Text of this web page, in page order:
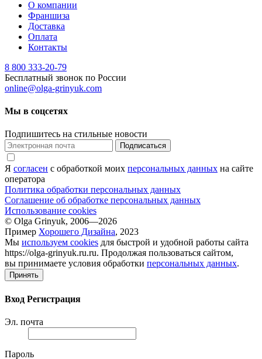
О компании
Франшиза
Доставка
Оплата
Контакты
8 800 333-20-79
Бесплатный звонок по России
online@olga-grinyuk.com
Мы в соцсетях
Подпишитесь на стильные новости
Подписаться
Я согласен с обработкой моих персональных данных на сайте
оператора
Политика обработки персональных данных
Соглашение об обработке персональных данных
Использование cookies
© Olga Grinyuk, 2006—2026
Пример Хорошего Дизайна, 2023
Мы используем cookies для быстрой и удобной работы сайта
https://olga-grinyuk.ru.ru. Продолжая пользоваться сайтом,
вы принимаете условия обработки персональных данных.
Принять
Вход Регистрация
Эл. почта
Пароль